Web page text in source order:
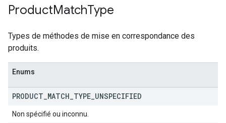
ProductMatchType
Types de méthodes de mise en correspondance des
produits.
Enums
PRODUCT MATCH TYPE UNSPECIFIED
Non spécifié ou inconnu.